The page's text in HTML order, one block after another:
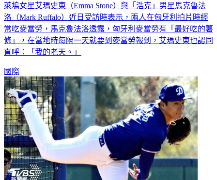
萊塢女星艾瑪史東（Emma Stone）與「浩克」男星馬克魯法
洛（Mark Ruffalo）近日受訪時表示，兩人在匈牙利拍片時經
常吃麥當勞，馬克魯法洛透露，匈牙利麥當勞有「最好吃的薯
條」，在當地時每隔一天就要到麥當勞報到，艾瑪史東也認同
直呼：「我的老天。」
國際